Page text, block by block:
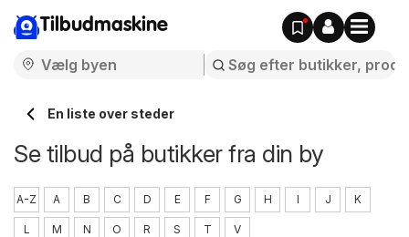
Tilbudmaskine
En liste over steder
Se tilbud på butikker fra din by
A-Z A B C D E F G H I J K
L M N O R S T V